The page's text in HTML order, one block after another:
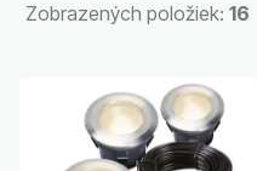
vZobrazených položiek: 16